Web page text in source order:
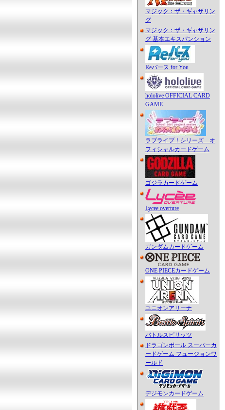
マジック：ザ・ギャザリン
グ
マジック：ザ・ギャザリン
グ 基本エキスパンション
Reバース for You
hololive OFFICIAL CARD
GAME
ラブライブ！シリーズ オ
フィシャルカードゲーム
ゴジラカードゲーム
Lycee overture
ガンダムカードゲーム
ONE PIECEカードゲーム
ユニオンアリーナ
バトルスピリッツ
ドラゴンボール スーパーカ
ードゲーム フュージョンワ
ールド
デジモンカードゲーム